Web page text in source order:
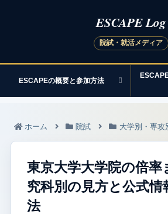
ESCAPEの概要と参加方法
ホーム 院試 大学別・専攻
東京大学大学院の倍率
究科別の見方と公式情
法